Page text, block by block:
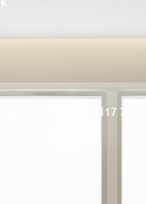
England ,N17 7QX